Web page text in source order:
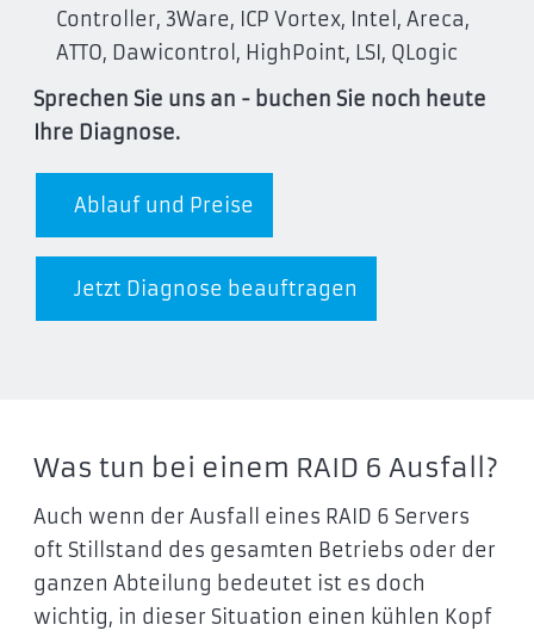
Controller, 3Ware, ICP Vortex, Intel, Areca,
ATTO, Dawicontrol, HighPoint, LSI, QLogic
Sprechen Sie uns an - buchen Sie noch heute
Ihre Diagnose.
Ablauf und Preise
Jetzt Diagnose beauftragen
Was tun bei einem RAID 6 Ausfall?
Auch wenn der Ausfall eines RAID 6 Servers
oft Stillstand des gesamten Betriebs oder der
ganzen Abteilung bedeutet ist es doch
wichtig, in dieser Situation einen kühlen Kopf